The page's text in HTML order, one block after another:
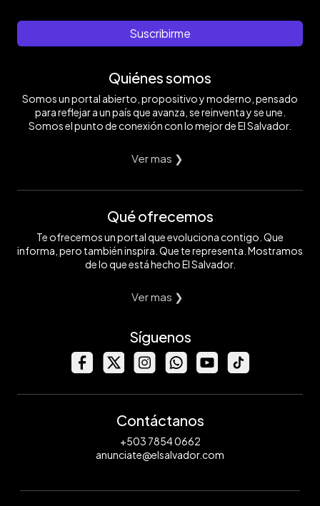
Suscribirme
Quiénes somos
Somos un portal abierto, propositivo y moderno, pensado
para reflejar a un país que avanza, se reinventa y se une.
Somos el punto de conexión con lo mejor de El Salvador.
Ver mas ❯
Qué ofrecemos
Te ofrecemos un portal que evoluciona contigo. Que
informa, pero también inspira. Que te representa. Mostramos
de lo que está hecho El Salvador.
Ver mas ❯
Síguenos
Contáctanos
+503 7854 0662
anunciate@elsalvador.com